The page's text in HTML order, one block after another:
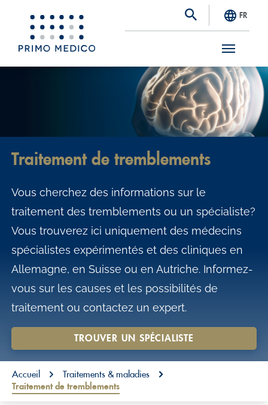
S
FR
Traitement de tremblements
Vous cherchez des informations sur le
traitement des tremblements ou un spécialiste?
Vous trouverez ici uniquement des médecins
spécialistes expérimentés et des cliniques en
Allemagne, en Suisse ou en Autriche. Informez-
vous sur les causes et les possibilités de
traitement ou contactez un expert.
TROUVER UN SPÉCIALISTE
You are here:
Accueil
Traitements & maladies
Traitement de tremblements